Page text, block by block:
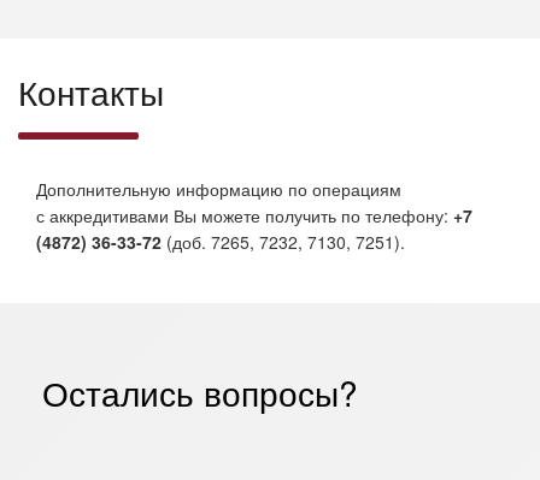
Контакты
Дополнительную информацию по операциям
с аккредитивами Вы можете получить по телефону: +7
(4872) 36-33-72 (доб. 7265, 7232, 7130, 7251).
Остались вопросы?